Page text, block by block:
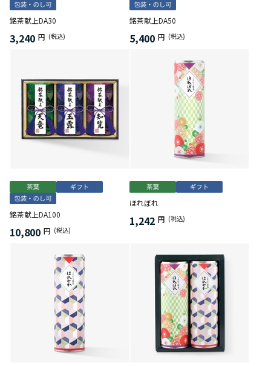
銘茶献上DA30
3,240 円 (税込)
銘茶献上DA50
5,400 円 (税込)
銘茶献上DA100
10,800 円 (税込)
ほれぼれ
1,242 円 (税込)